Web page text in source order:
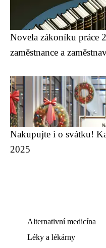
Novela zákoníku práce
zaměstnance a
Nakupujte i o svátku!
2025
Alternativní medicína
Léky a lékárny